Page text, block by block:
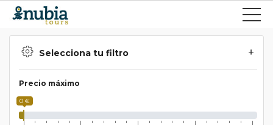
Selecciona tu filtro
Precio máximo
0 €